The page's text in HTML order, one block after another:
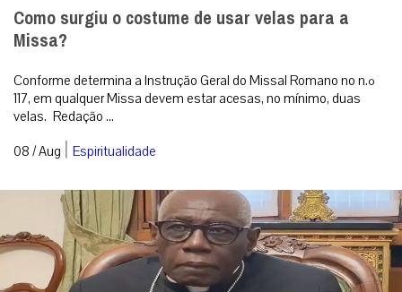
Como surgiu o costume de usar velas para a
Missa?
Conforme determina a Instrução Geral do Missal Romano no n.º
117, em qualquer Missa devem estar acesas, no mínimo, duas
velas. Redação ...
08 / Aug | Espiritualidade